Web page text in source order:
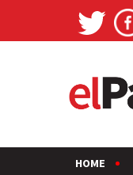
HOME